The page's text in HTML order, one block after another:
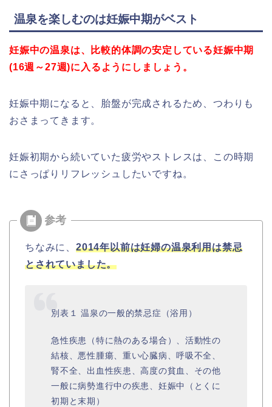
温泉を楽しむのは妊娠中期がベスト
妊娠中の温泉は、比較的体調の安定している妊娠中期
(16週～27週)に入るようにしましょう。
妊娠中期になると、胎盤が完成されるため、つわりも
おさまってきます。
妊娠初期から続いていた疲労やストレスは、この時期
にさっぱりリフレッシュしたいですね。
ちなみに、 2014年以前は妊婦の温泉利用は禁忌
とされていました。
別表１ 温泉の一般的禁忌症（浴用）
急性疾患（特に熱のある場合）、活動性の
結核、悪性腫瘍、重い心臓病、呼吸不全、
腎不全、出血性疾患、高度の貧血、その他
一般に病勢進行中の疾患、 妊娠中（とくに
初期と末期）